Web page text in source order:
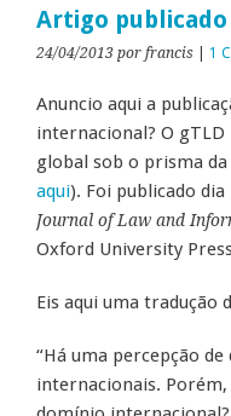
Artigo publicado
24/04/2013 por francis 1
Anuncio aqui a
internacional? O
global sob o prisma
aqui). Foi publicado
Journal of Law and
Oxford University
Eis aqui uma
“Há uma percepção
internacionais.